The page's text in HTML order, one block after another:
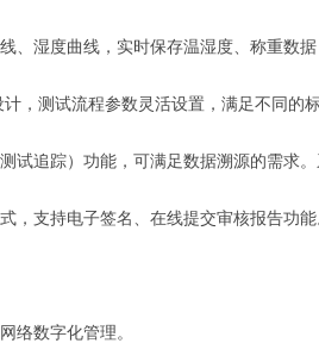
、湿度曲线，实时保存温湿度、称重数
，测试流程参数灵活设置，满足不同的
试追踪）功能，可满足数据溯源的需求
，支持电子签名、在线提交审核报告功
络数字化管理。